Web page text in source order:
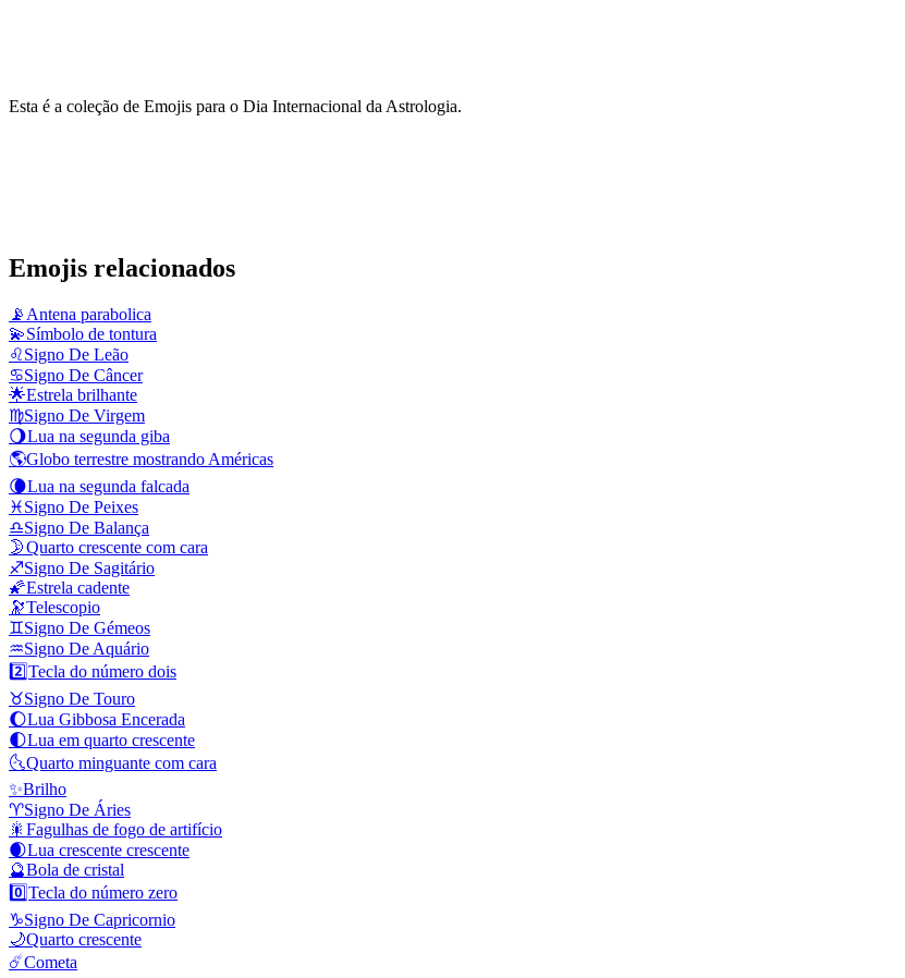
Esta é a coleção de Emojis para o Dia Internacional da Astrologia.
Emojis relacionados
📡 Antena parabolica
💫Símbolo de tontura
♌Signo De Leão
♋Signo De Câncer
🌟Estrela brilhante
♍Signo De Virgem
🌖Lua na segunda giba
🌎Globo terrestre mostrando Américas
🌘Lua na segunda falcada
♓Signo De Peixes
♎Signo De Balança
🌛Quarto crescente com cara
♐Signo De Sagitário
🌠Estrela cadente
🔭Telescopio
♊Signo De Gémeos
♒Signo De Aquário
2️⃣Tecla do número dois
♉Signo De Touro
🌔Lua Gibbosa Encerada
🌓Lua em quarto crescente
🌜Quarto minguante com cara
✨Brilho
♈Signo De Áries
🎇 Fagulhas de fogo de artifício
🌒Lua crescente crescente
🔮Bola de cristal
0️⃣Tecla do número zero
♑Signo De Capricornio
🌙Quarto crescente
☄️Cometa